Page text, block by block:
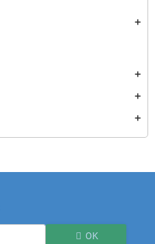
add
add
add
add
OK